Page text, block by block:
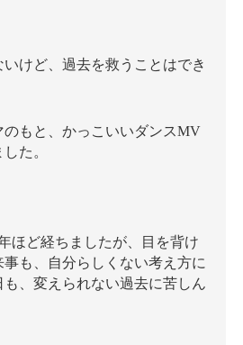
いけど、過去を救うことはでき
のもと、かっこいいダンスMV
た。
ほど経ちましたが、目を背け
も、自分らしくない考え方に
、変えられない過去に苦しん